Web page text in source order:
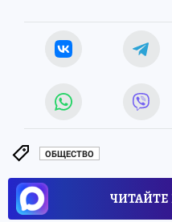
ОБЩЕСТВО
ЧИТАЙТЕ